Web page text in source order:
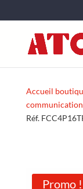
Accueil
communication
Réf.
Promo !